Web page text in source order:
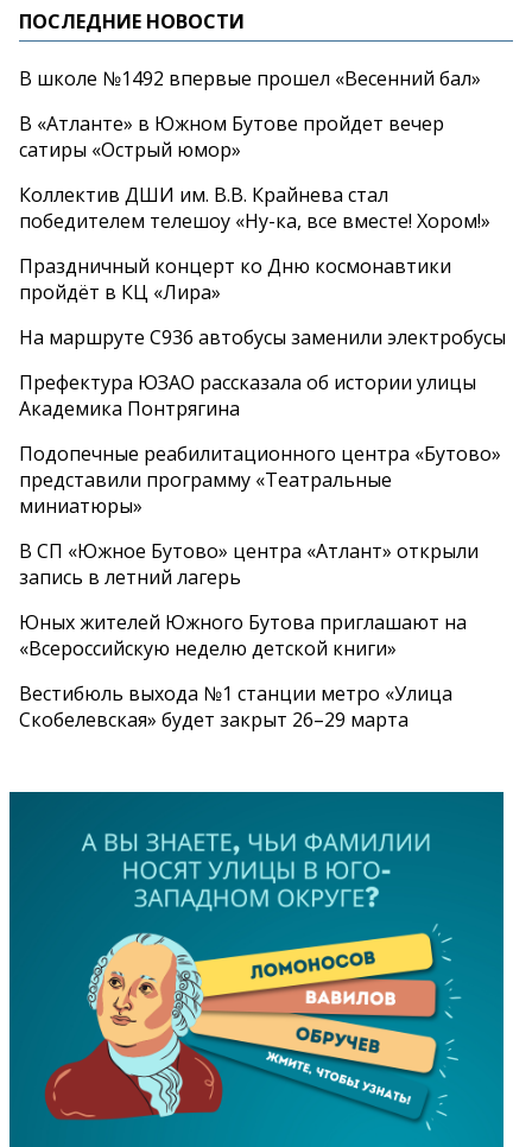
ПОСЛЕДНИЕ НОВОСТИ
В школе №1492 впервые прошел «Весенний бал»
В «Атланте» в Южном Бутове пройдет вечер
сатиры «Острый юмор»
Коллектив ДШИ им. В.В. Крайнева стал
победителем телешоу «Ну-ка, все вместе! Хором!»
Праздничный концерт ко Дню космонавтики
пройдёт в КЦ «Лира»
На маршруте С936 автобусы заменили электробусы
Префектура ЮЗАО рассказала об истории улицы
Академика Понтрягина
Подопечные реабилитационного центра «Бутово»
представили программу «Театральные
миниатюры»
В СП «Южное Бутово» центра «Атлант» открыли
запись в летний лагерь
Юных жителей Южного Бутова приглашают на
«Всероссийскую неделю детской книги»
Вестибюль выхода №1 станции метро «Улица
Скобелевская» будет закрыт 26–29 марта